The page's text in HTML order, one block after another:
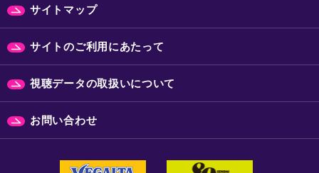
サイトマップ
サイトのご利用にあたって
視聴データの取扱いについて
お問い合わせ